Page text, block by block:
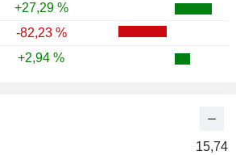
15,74
+27,29 %
-82,23 %
+2,94 %